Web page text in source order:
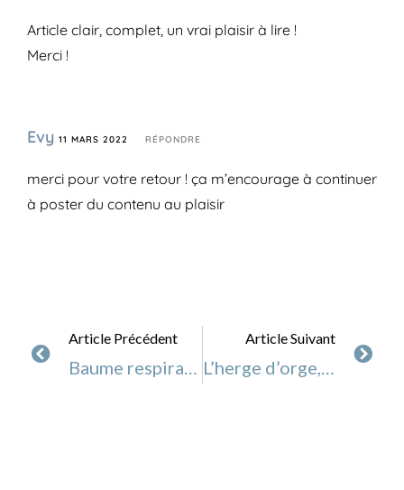
Article clair, complet, un vrai plaisir à lire !
Merci !
Evy 11 MARS 2022 RÉPONDRE
merci pour votre retour ! ça m’encourage à continuer
à poster du contenu au plaisir
Article Précédent
Baume respiratoire, DIY
Article Suivant
L’herge d’orge, un superaliment